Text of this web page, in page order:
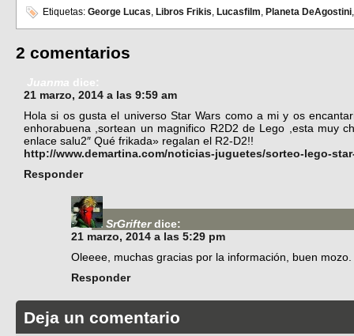
Etiquetas: George Lucas, Libros Frikis, Lucasfilm, Planeta DeAgostini
2 comentarios
Juanma dice:
21 marzo, 2014 a las 9:59 am
Hola si os gusta el universo Star Wars como a mi y os
enhorabuena ,sortean un magnifico R2D2 de Lego ,esta muy
enlace salu2″ Qué frikada» regalan el R2-D2!!
http://www.demartina.com/noticias-juguetes/sorteo-lego-
Responder
SrGrifter dice:
21 marzo, 2014 a las 5:29 pm
Oleeee, muchas gracias por la información, buen mozo.
Responder
Deja un comentario